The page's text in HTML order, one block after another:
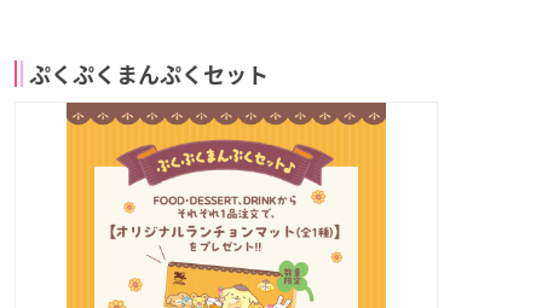
ぷくぷくまんぷくセット